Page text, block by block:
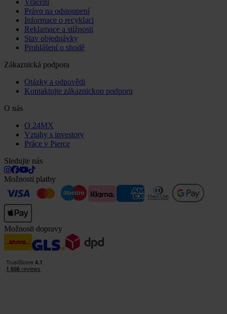
Vrácení
Právo na odstoupení
Informace o recyklaci
Reklamace a stížnosti
Stav objednávky
Prohlášení o shodě
Zákaznická podpora
Otázky a odpovědi
Kontaktujte zákaznickou podporu
O nás
O 24MX
Vztahy s investory
Práce v Pierce
Sledujte nás
Možnosti platby
Možnosti dopravy